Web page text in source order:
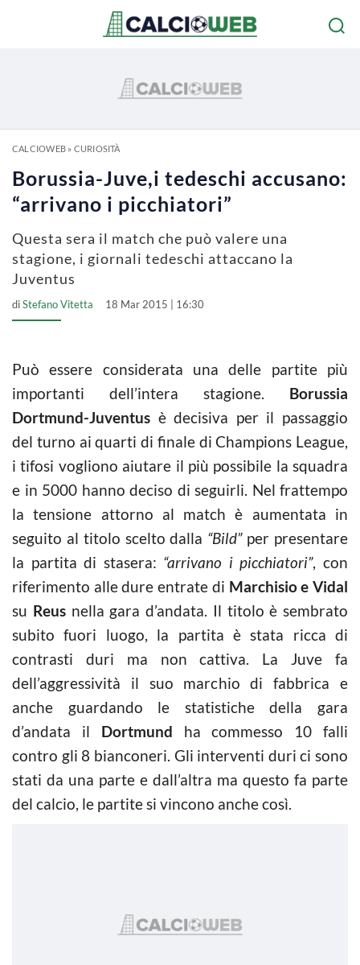
CALCIOWEB» CURIOSITÀ
Borussia-Juve,i tedeschi accusano:
“arrivano i picchiatori”
Questa sera il match che può valere una
stagione, i giornali tedeschi attaccano la
Juventus
diStefano Vitetta 18 Mar 2015 | 16:30
Può essere considerata una delle partite più
importanti dell’intera stagione. Borussia
Dortmund-Juventus è decisiva per il passaggio
del turno ai quarti di finale di Champions League,
i tifosi vogliono aiutare il più possibile la squadra
e in 5000 hanno deciso di seguirli. Nel frattempo
la tensione attorno al match è aumentata in
seguito al titolo scelto dalla “Bild”per presentare
la partita di stasera: “arrivano i picchiatori”, con
riferimento alle dure entrate di Marchisio e Vidal
su Reusnella gara d’andata. Il titolo è sembrato
subito fuori luogo, la partita è stata ricca di
contrasti duri ma non cattiva. La Juve fa
dell’aggressività il suo marchio di fabbrica e
anche guardando le statistiche della gara
d’andata il Dortmund ha commesso 10 falli
contro gli 8 bianconeri. Gli interventi duri ci sono
stati da una parte e dall’altra ma questo fa parte
del calcio, le partite si vincono anche così.